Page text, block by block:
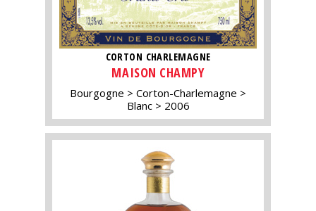
CORTON CHARLEMAGNE
MAISON CHAMPY
Bourgogne
Corton-Charlemagne
Blanc
2006